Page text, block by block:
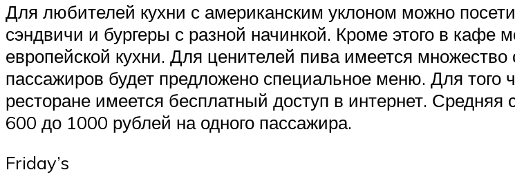
Для любителей кухни с американским уклоном можно
сэндвичи и бургеры с разной начинкой. Кроме этого в кафе
европейской кухни. Для ценителей пива имеется множество
пассажиров будет предложено специальное меню. Для того
ресторане имеется бесплатный доступ в интернет.
600 до 1000 рублей на одного пассажира.
Friday’s